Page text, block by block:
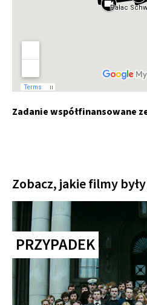
Zadanie współfinansowane
Zobacz, jakie filmy
PRZYPADEK